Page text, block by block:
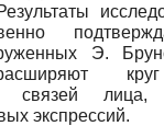
Э.
круг
связей лица,
экспрессий.